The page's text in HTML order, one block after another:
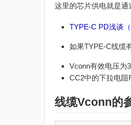
这里的芯片供电就是通
TYPE-C PD浅谈
如果TYPE-C线缆
Vconn有效电压为
CC2中的下拉电阻
线缆Vconn的